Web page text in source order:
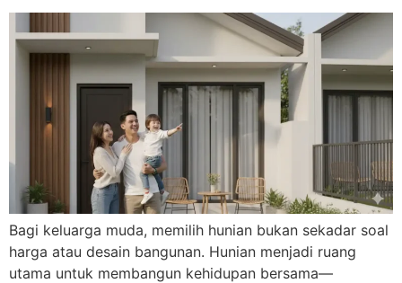
Bagi keluarga muda, memilih hunian bukan sekadar soal
harga atau desain bangunan. Hunian menjadi ruang
utama untuk membangun kehidupan bersama—